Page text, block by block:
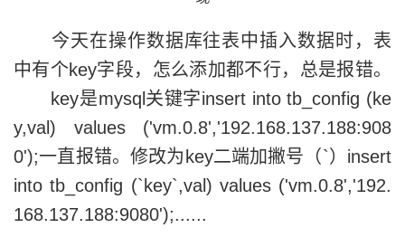
今天在操作数据库往表中插入数据时，表
中有个key字段，怎么添加都不行，总是报错。
key是mysql关键字insert into tb_config (ke
y,val) values ('vm.0.8','192.168.137.188:908
0');一直报错。修改为key二端加撇号（`）insert
into tb_config (`key`,val) values ('vm.0.8','192.
168.137.188:9080');......